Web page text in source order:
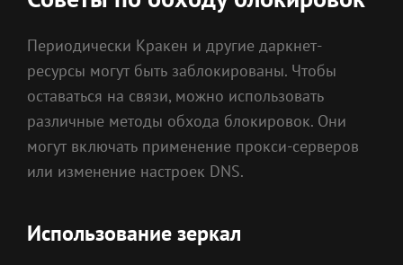
Периодически Кракен и другие даркнет-
ресурсы могут быть заблокированы. Чтобы
оставаться на связи, можно использовать
различные методы обхода блокировок. Они
могут включать применение прокси-серверов
или изменение настроек DNS.
Использование зеркал